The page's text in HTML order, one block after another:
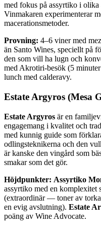
med fokus på assyrtiko i
Vinmakaren experimenterar
macerationsmetoder.
Provning: 4–6 viner med
än Santo Wines, speciellt på
den som vill ha lugn och
med Akrotiri-besök (5
lunch med calderavy.
Estate Argyros (Mesa
Estate Argyros är en
engagemang i kvalitet och
med kunnig guide som
odlingsteknikerna och den
är kanske den vingård som
smakar som det gör.
Höjdpunkter: Assyrtiko
assyrtiko med en komplexitet
(extraordinär — toner av
en evig avslutning). Estate
poäng av Wine Advocate.